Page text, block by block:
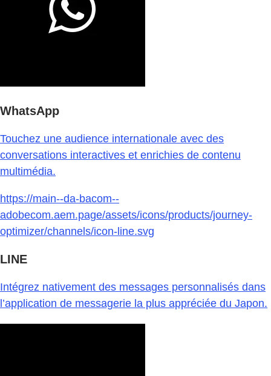
WhatsApp
Touchez une audience internationale avec des
conversations interactives et enrichies de contenu
multimédia.
https://main--da-bacom--
adobecom.aem.page/assets/icons/products/journey-
optimizer/channels/icon-line.svg
LINE
Intégrez nativement des messages personnalisés dans
l’application de messagerie la plus appréciée du Japon.